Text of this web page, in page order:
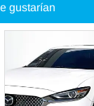
gustarían